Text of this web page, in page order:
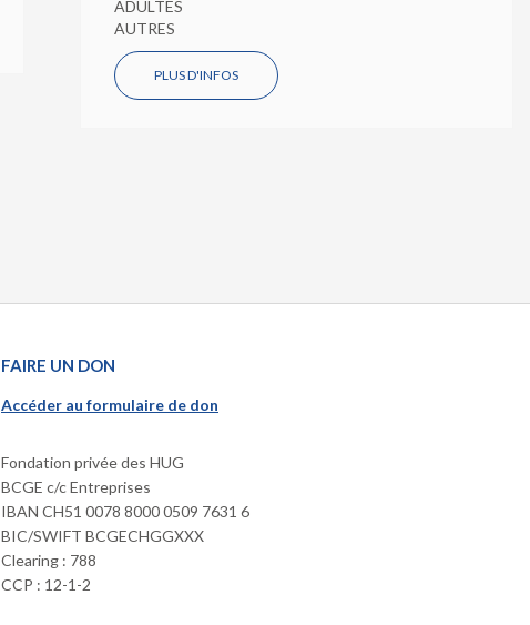
ADULTES
AUTRES
PLUS D'INFOS
FAIRE UN DON
Accéder au formulaire de don
Fondation privée des HUG
BCGE c/c Entreprises
IBAN CH51 0078 8000 0509 7631 6
BIC/SWIFT BCGECHGGXXX
Clearing : 788
CCP : 12-1-2